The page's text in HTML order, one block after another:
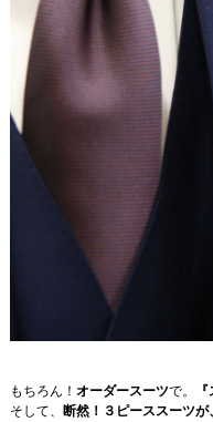
もちろん！ オーダースーツで。
そして、
断然！３ピーススーツが